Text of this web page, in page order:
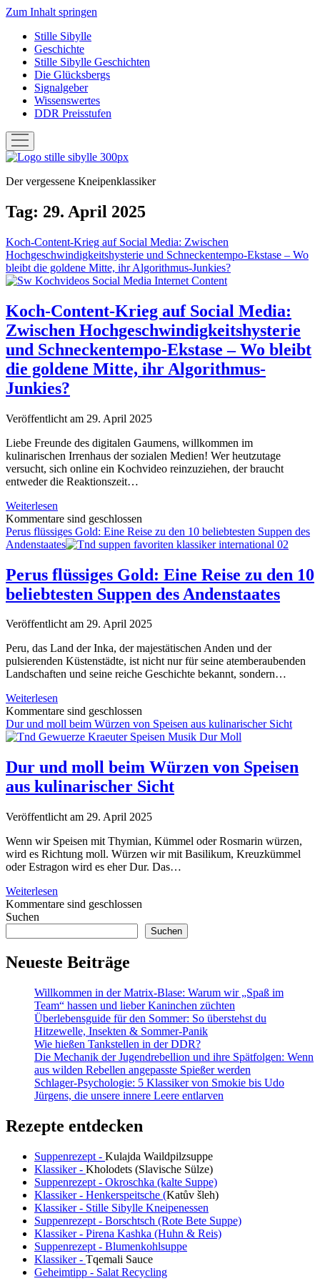
Zum Inhalt springen
Stille Sibylle
Geschichte
Stille Sibylle Geschichten
Die Glücksbergs
Signalgeber
Wissenswertes
DDR Preisstufen
Menü
öffnen
Stille
Der vergessene Kneipenklassiker
Tag: 29. April 2025
Koch-Content-Krieg auf Social Media: Zwischen
Hochgeschwindigkeitshysterie und Schneckentempo-Ekstase – Wo
bleibt die goldene Mitte, ihr Algorithmus-Junkies?
Koch-Content-Krieg auf Social Media:
Zwischen Hochgeschwindigkeitshysterie
und Schneckentempo-Ekstase – Wo bleibt
die goldene Mitte, ihr Algorithmus-
Junkies?
Veröffentlicht am 29. April 2025
Liebe Freunde des digitalen Gaumens, willkommen im
kulinarischen Irrenhaus der sozialen Medien! Wer heutzutage
versucht, sich online ein Kochvideo reinzuziehen, der braucht
entweder die Reaktionszeit…
Weiterlesen
Content-
Krieg
auf
Media:
Zwischen
Hochgeschwindigkeitshysterie
Schneckentempo-
–
Wo
bleibt
Mitte,
ihr
Algorithmus-
Kommentare sind geschlossen
Perus flüssiges Gold: Eine Reise zu den 10 beliebtesten Suppen des
Andenstaates
Perus flüssiges Gold: Eine Reise zu den 10
beliebtesten Suppen des Andenstaates
Veröffentlicht am 29. April 2025
Peru, das Land der Inka, der majestätischen Anden und der
pulsierenden Küstenstädte, ist nicht nur für seine atemberaubenden
Landschaften und seine reiche Geschichte bekannt, sondern…
Weiterlesen
flüssiges
Gold:
Eine
zu
den
10
Suppen
Andenstaates
Kommentare sind geschlossen
Dur und moll beim Würzen von Speisen aus kulinarischer Sicht
Dur und moll beim Würzen von Speisen
aus kulinarischer Sicht
Veröffentlicht am 29. April 2025
Wenn wir Speisen mit Thymian, Kümmel oder Rosmarin würzen,
wird es Richtung moll. Würzen wir mit Basilikum, Kreuzkümmel
oder Estragon wird es eher Dur. Das…
Weiterlesen
und
Würzen
von
Speisen
kulinarischer
Sicht
Kommentare sind geschlossen
Sidebar
Suchen
Suchen
Neueste Beiträge
Willkommen in der Matrix-Blase: Warum wir „Spaß im
Team“ hassen und lieber Kaninchen züchten
Überlebensguide für den Sommer: So überstehst du
Hitzewelle, Insekten & Sommer-Panik
Wie hießen Tankstellen in der DDR?
Die Mechanik der Jugendrebellion und ihre Spätfolgen: Wenn
aus wilden Rebellen angepasste Spießer werden
Schlager-Psychologie: 5 Klassiker von Smokie bis Udo
Jürgens, die unsere innere Leere entlarven
Rezepte entdecken
Suppenrezept - Kulajda Waildpilzsuppe
Klassiker - Kholodets (Slavische Sülze)
Suppenrezept - Okroschka (kalte Suppe)
Klassiker - Henkerspeitsche (Katův šleh)
Klassiker - Stille Sibylle Kneipenessen
Suppenrezept - Borschtsch (Rote Bete Suppe)
Klassiker - Pirena Kashka (Huhn & Reis)
Suppenrezept - Blumenkohlsuppe
Klassiker - Tqemali Sauce
Geheimtipp - Salat Recycling